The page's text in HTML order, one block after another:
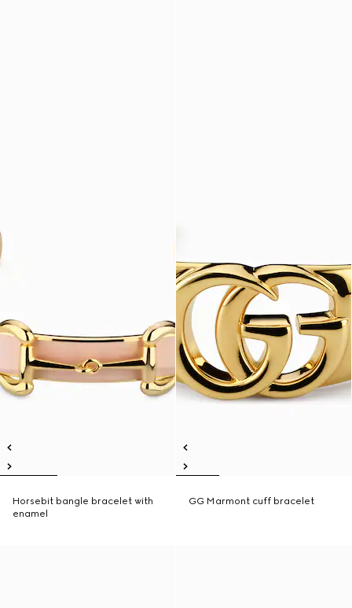
Horsebit bangle bracelet with
enamel
GG Marmont cuff bracelet